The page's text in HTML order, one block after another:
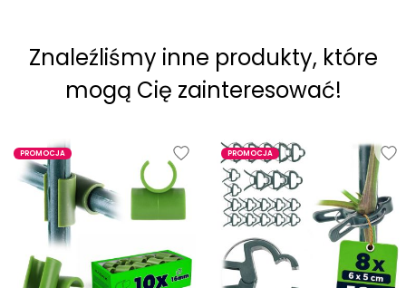
Znaleźliśmy inne produkty, które
mogą Cię zainteresować!
PROMOCJA PROMOCJA